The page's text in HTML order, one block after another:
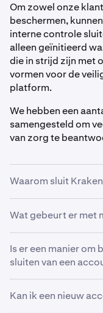
Om zowel onze
beschermen,
interne controle
alleen geïnitieerd
die in strijd zijn met
vormen voor de
platform.
We hebben een
samengesteld om
van zorg te
Waarom sluit
We nemen de
lichtvaardig op. In
genoodzaakt dit te
Kraken te
genomen na een
en
sluiten van accounts
toepassing op al
Wat gebeurt er met
Wanneer een
diensten
gekoppelde
Is er een manier om
sluiten van een
Beslissingen over
algemeen definitief.
Kan ik een nieuw